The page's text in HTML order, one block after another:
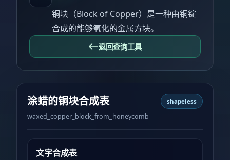
铜块（Block of Copper）是一种由铜锭
合成的能够氧化的金属方块。
返回查询工具
涂蜡的铜块合成表
waxed_copper_block_from_honeycomb
shapeless
文字合成表